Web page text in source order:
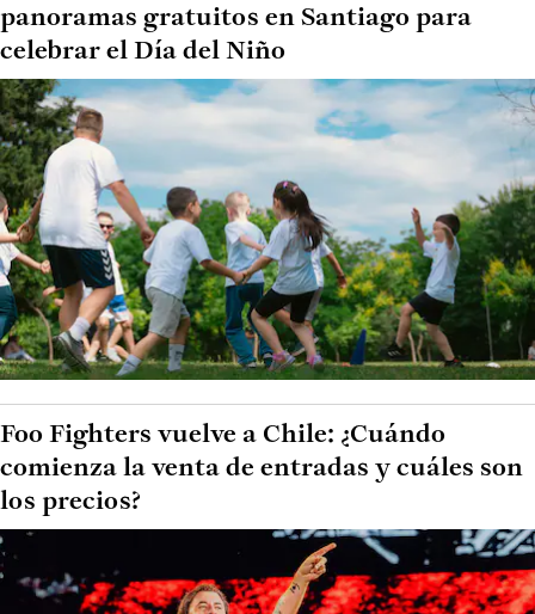
panoramas gratuitos en Santiago para
celebrar el Día del Niño
Foo Fighters vuelve a Chile: ¿Cuándo
comienza la venta de entradas y cuáles son
los precios?